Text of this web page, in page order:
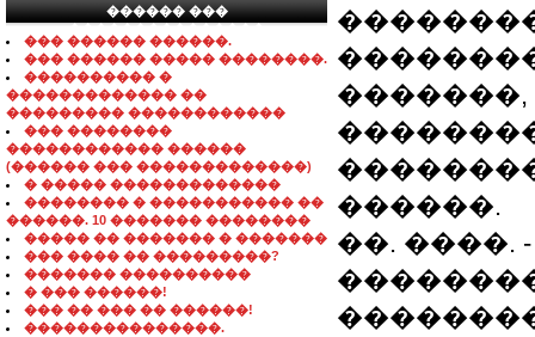
������ ���
���������������
��� ������ ������.
��� ������ ����� ��������.
���������� �
������������� ��
��������� ������������
��� ��������
������������ ������
(������ ��� �������������)
� ����� �������������
�������� � ����������� ��
������. 10 ������� ��������
����� �� ������� � �������
��� ���� �� ���������?
������� ����������
� ��� ������!
��� �� ��� �� ������!
���������������.
�������,
������.
��. ����.